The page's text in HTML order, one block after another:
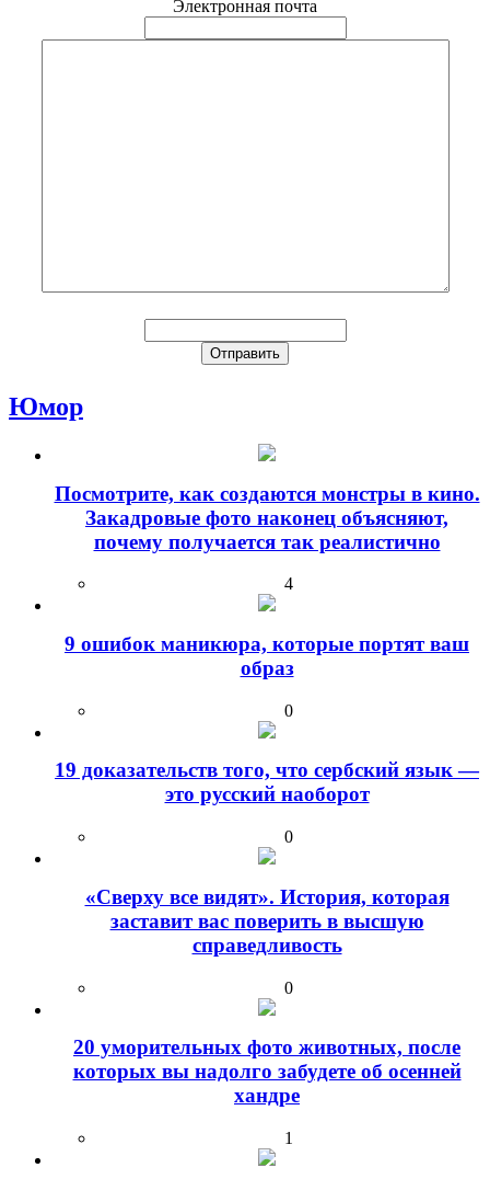
Электронная почта
Юмор
Посмотрите, как создаются монстры в кино.
Закадровые фото наконец объясняют,
почему получается так реалистично
4
9 ошибок маникюра, которые портят ваш
образ
0
19 доказательств того, что сербский язык —
это русский наоборот
0
«Сверху все видят». История, которая
заставит вас поверить в высшую
справедливость
0
20 уморительных фото животных, после
которых вы надолго забудете об осенней
хандре
1